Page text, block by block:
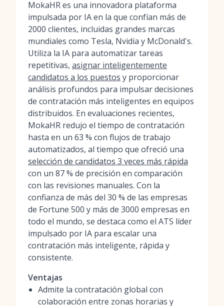
MokaHR es una innovadora plataforma
impulsada por IA en la que confían más de
2000 clientes, incluidas grandes marcas
mundiales como Tesla, Nvidia y McDonald's.
Utiliza la IA para automatizar tareas
repetitivas, asignar inteligentemente
candidatos a los puestos y proporcionar
análisis profundos para impulsar decisiones
de contratación más inteligentes en equipos
distribuidos. En evaluaciones recientes,
MokaHR redujo el tiempo de contratación
hasta en un 63 % con flujos de trabajo
automatizados, al tiempo que ofreció una
selección de candidatos 3 veces más rápida
con un 87 % de precisión en comparación
con las revisiones manuales. Con la
confianza de más del 30 % de las empresas
de Fortune 500 y más de 3000 empresas en
todo el mundo, se destaca como el ATS líder
impulsado por IA para escalar una
contratación más inteligente, rápida y
consistente.
Ventajas
Admite la contratación global con
colaboración entre zonas horarias y